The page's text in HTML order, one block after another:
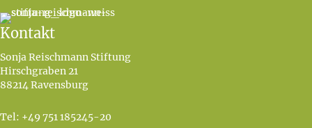
Kontakt
Sonja Reischmann Stiftung
Hirschgraben 21
88214 Ravensburg
Tel: +49 751 185245-20